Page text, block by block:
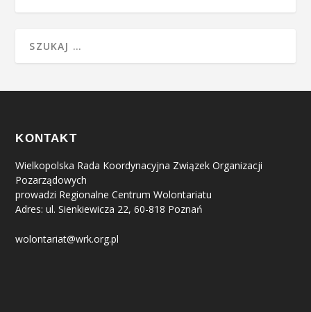
KONTAKT
Wielkopolska Rada Koordynacyjna Związek Organizacji
Pozarządowych
prowadzi Regionalne Centrum Wolontariatu
Adres: ul. Sienkiewicza 22, 60-818 Poznań
wolontariat@wrk.org.pl